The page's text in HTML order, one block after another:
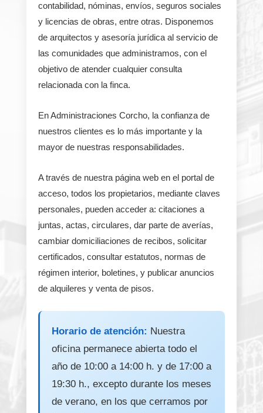
contabilidad, nóminas, envíos, seguros sociales
y licencias de obras, entre otras. Disponemos
de arquitectos y asesoría jurídica al servicio de
las comunidades que administramos, con el
objetivo de atender cualquier consulta
relacionada con la finca.
En Administraciones Corcho, la confianza de
nuestros clientes es lo más importante y la
mayor de nuestras responsabilidades.
A través de nuestra página web en el portal de
acceso, todos los propietarios, mediante claves
personales, pueden acceder a: citaciones a
juntas, actas, circulares, dar parte de averías,
cambiar domiciliaciones de recibos, solicitar
certificados, consultar estatutos, normas de
régimen interior, boletines, y publicar anuncios
de alquileres y venta de pisos.
Horario de atención: Nuestra
oficina permanece abierta todo el
año de 10:00 a 14:00 h. y de 17:00 a
19:30 h., excepto durante los meses
de verano, en los que cerramos por